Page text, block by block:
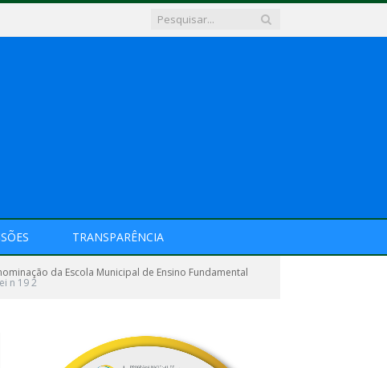
TRANSPARÊNCIA
da Escola Municipal de Ensino Fundamental
n 19 2